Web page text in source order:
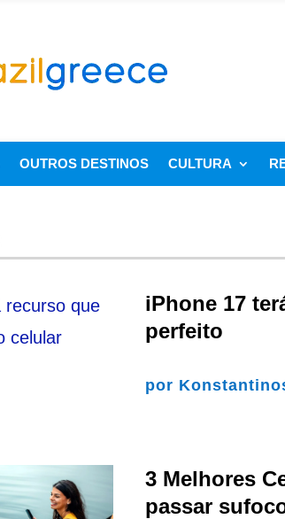
OUTROS DESTINOS CULTURA
iPhone 17
perfeito
por
3 Melhores
passar